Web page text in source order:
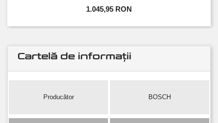
1.045,95 RON
Cartelă de informații
Producător BOSCH